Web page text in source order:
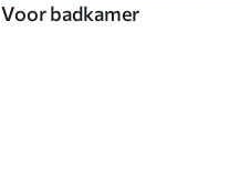
Voor badkamer